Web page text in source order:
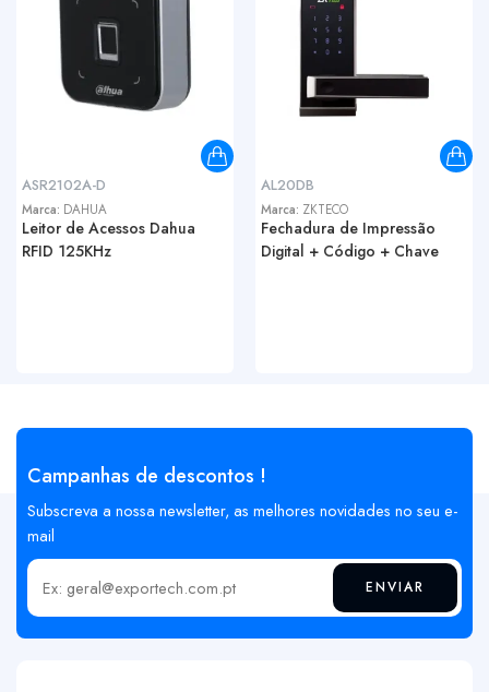
ASR2102A-D
Marca: DAHUA
Leitor de Acessos Dahua
RFID 125KHz
AL20DB
Marca: ZKTECO
Fechadura de Impressão
Digital + Código + Chave
Campanhas de descontos !
Subscreva a nossa newsletter, as melhores novidades no seu e-
mail
Insira o seu email ENVIAR